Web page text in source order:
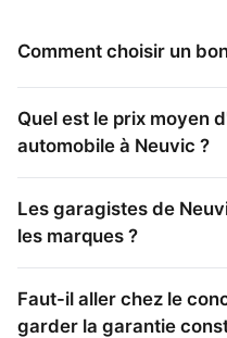
Comment choisir un
Quel est le prix moyen
automobile à Neuvic ?
Les garagistes de
les marques ?
Faut-il aller chez le
garder la garantie